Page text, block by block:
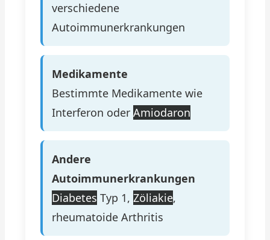
verschiedene
Autoimmunerkrankungen
Medikamente
Bestimmte Medikamente wie
Interferon oder Amiodaron
Andere
Autoimmunerkrankungen
Diabetes Typ 1, Zöliakie,
rheumatoide Arthritis